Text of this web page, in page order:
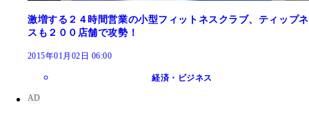
激増する２４時間営業の小型フィットネスクラブ、ティップネ
スも２００店舗で攻勢！
2015年01月02日 06:00
経済・ビジネス